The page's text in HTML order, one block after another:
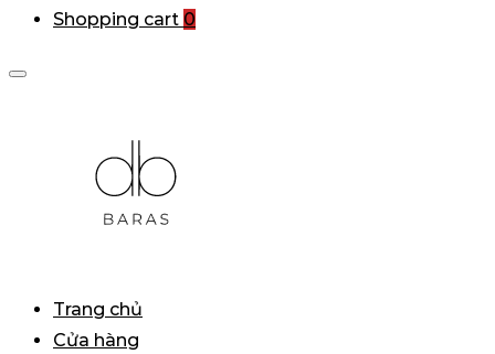
Shopping cart 0
VIETNAM
Primary
Menu
Trang chủ
Cửa hàng